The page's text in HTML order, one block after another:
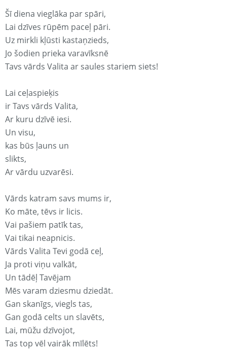
Šī diena vieglāka par spāri,
Lai dzīves rūpēm paceļ pāri.
Uz mirkli kļūsti kastaņzieds,
Jo šodien prieka varavīksnē
Tavs vārds Valita ar saules stariem siets!
Lai ceļaspieķis
ir Tavs vārds Valita,
Ar kuru dzīvē iesi.
Un visu,
kas būs ļauns un
slikts,
Ar vārdu uzvarēsi.
Vārds katram savs mums ir,
Ko māte, tēvs ir licis.
Vai pašiem patīk tas,
Vai tikai neapnicis.
Vārds Valita Tevi godā ceļ,
Ja proti viņu valkāt,
Un tādēļ Tavējam
Mēs varam dziesmu dziedāt.
Gan skanīgs, viegls tas,
Gan godā celts un slavēts,
Lai, mūžu dzīvojot,
Tas top vēl vairāk mīlēts!